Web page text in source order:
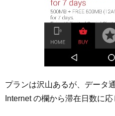
プランは沢山あるが、データ
Internet の欄から滞在日数に